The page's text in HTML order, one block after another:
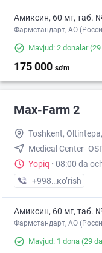
Амиксин, 60 мг, таб.
Фармстандарт, АО
Mavjud: 2 donalar(29
175 000 so'm
Max-Farm 2
Toshkent,
Medical Center-
Yopiq · 08:00 da
+998 (50) XXX-XX-
кo’rish
Амиксин, 60 мг, таб.
Фармстандарт, АО
Mavjud: 1 dona (29